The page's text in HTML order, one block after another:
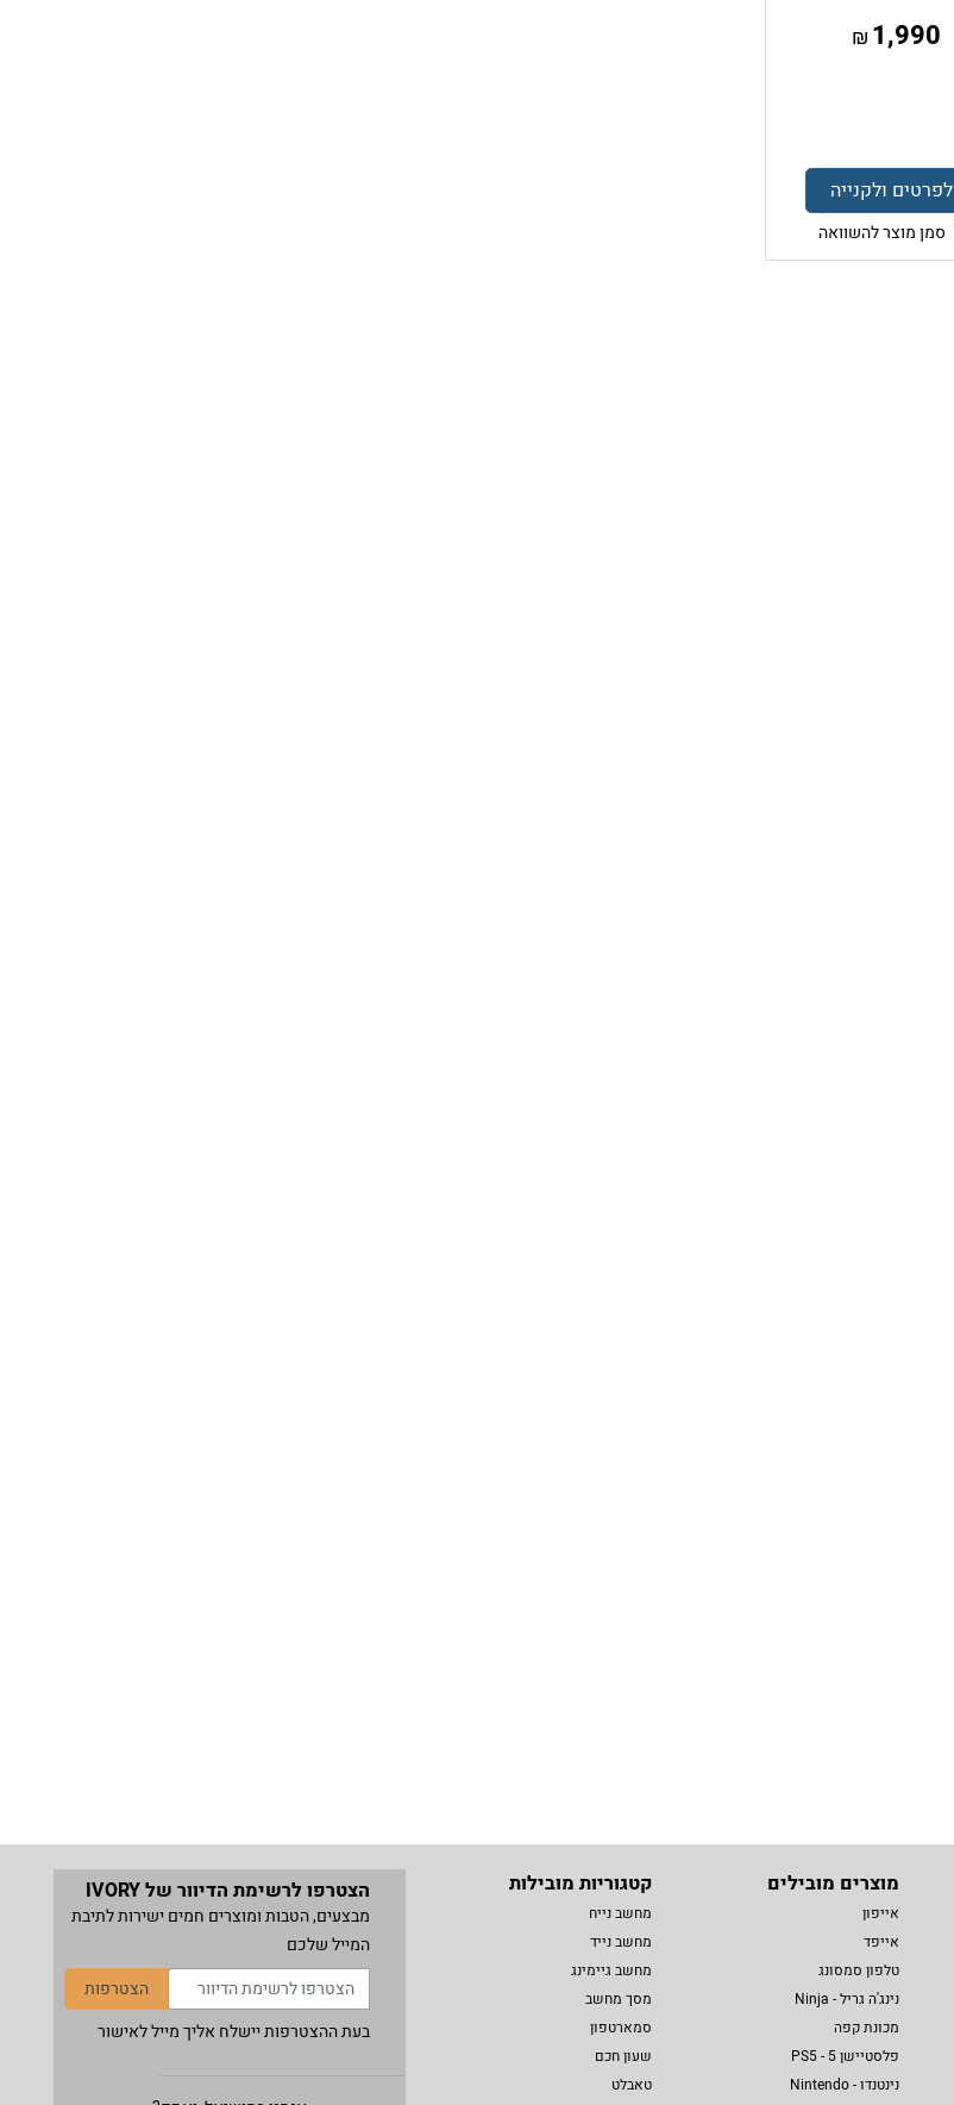
1,990
₪
לפרטים ולקנייה
סמן מוצר להשוואה
מוצרים מובילים
אייפון
אייפד
טלפון סמסונג
נינג'ה גריל - Ninja
מכונת קפה
פלסטיישן 5 - PS5
נינטנדו - Nintendo
קטגוריות מובילות
מחשב נייח
מחשב נייד
מחשב גיימינג
מסך מחשב
סמארטפון
שעון חכם
טאבלט
הצטרפו לרשימת הדיוור של IVORY
מבצעים, הטבות ומוצרים חמים ישירות לתיבת
המייל שלכם
הצטרפות
בעת ההצטרפות יישלח אליך מייל לאישור